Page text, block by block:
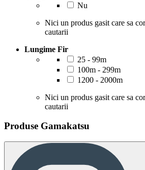
Nu
Nici un produs gasit care sa
cautarii
Lungime Fir
25 - 99m
100m - 299m
1200 - 2000m
Nici un produs gasit care sa
cautarii
Produse Gamakatsu